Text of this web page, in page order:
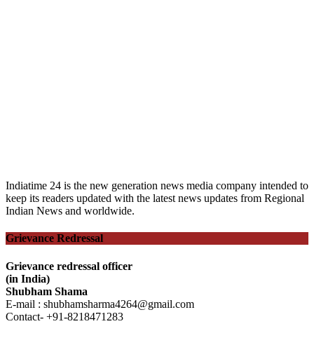
Indiatime 24 is the new generation news media company intended to
keep its readers updated with the latest news updates from Regional
Indian News and worldwide.
Grievance Redressal
Grievance redressal officer
(in India)
Shubham Shama
E-mail : shubhamsharma4264@gmail.com
Contact- +91-8218471283